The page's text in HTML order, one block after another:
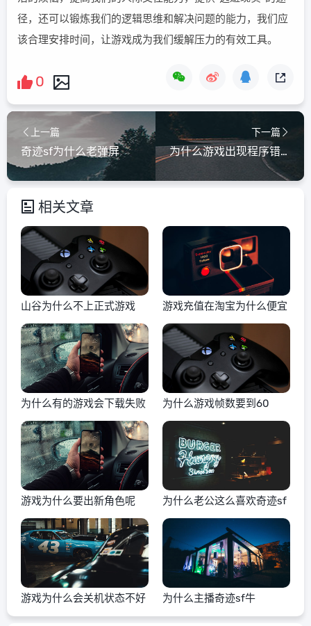
径，还可以锻炼我们的逻辑思维和解决问题的能力，我们应
该合理安排时间，让游戏成为我们缓解压力的有效工具。
0
上一篇
奇迹sf为什么老弹屏
下一篇
为什么游戏出现程序错误
相关文章
山谷为什么不上正式游戏 游戏充值在淘宝为什么便宜
为什么有的游戏会下载失败 为什么游戏帧数要到60
游戏为什么要出新角色呢 为什么老公这么喜欢奇迹sf
游戏为什么会关机状态不好 为什么主播奇迹sf牛